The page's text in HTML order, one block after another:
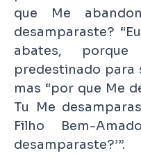
que Me
desamparaste?
abates,
predestinado para
mas “por que Me
Tu Me
Filho Bem-
desamparaste?’”.